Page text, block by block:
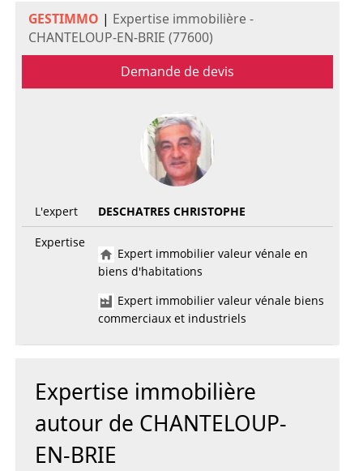
GESTIMMO | Expertise immobilière -
CHANTELOUP-EN-BRIE (77600)
Demande de devis
L'expert
DESCHATRES CHRISTOPHE
Expertise
Expert immobilier valeur vénale en
biens d'habitations
Expert immobilier valeur vénale biens
commerciaux et industriels
Expertise immobilière
autour de CHANTELOUP-
EN-BRIE